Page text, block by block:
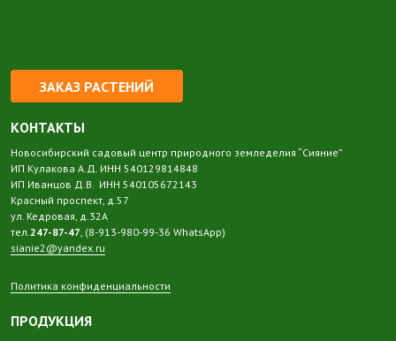
ЗАКАЗ РАСТЕНИЙ
КОНТАКТЫ
Новосибирский садовый центр природного земледелия “Сияние”
ИП Кулакова А.Д. ИНН 540129814848
ИП Иванцов Д.В. ИНН 540105672143
Красный проспект, д.57
ул. Кедровая, д.32А
тел.247-87-47, (8-913-980-99-36 WhatsApp)
sianie2@yandex.ru
Политика конфиденциальности
ПРОДУКЦИЯ